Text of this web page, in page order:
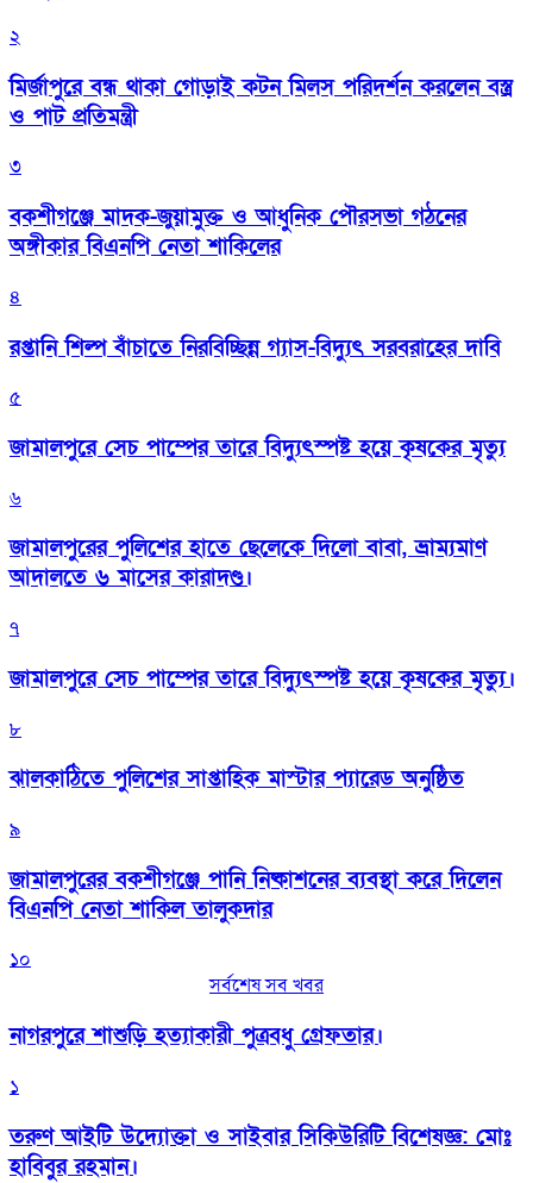
২
মির্জাপুরে বন্ধ থাকা গোড়াই কটন মিলস পরিদর্শন করলেন বস্ত্র
ও পাট প্রতিমন্ত্রী
৩
বকশীগঞ্জে মাদক-জুয়ামুক্ত ও আধুনিক পৌরসভা গঠনের
অঙ্গীকার বিএনপি নেতা শাকিলের
৪
রপ্তানি শিল্প বাঁচাতে নিরবিচ্ছিন্ন গ্যাস-বিদ্যুৎ সরবরাহের দাবি
৫
জামালপুরে সেচ পাম্পের তারে বিদ্যুৎস্পষ্ট হয়ে কৃষকের মৃত্যু
৬
জামালপুরের পুলিশের হাতে ছেলেকে দিলো বাবা, ভ্রাম্যমাণ
আদালতে ৬ মাসের কারাদণ্ড।
৭
জামালপুরে সেচ পাম্পের তারে বিদ্যুৎস্পষ্ট হয়ে কৃষকের মৃত্যু।
৮
‎ঝালকাঠিতে পুলিশের সাপ্তাহিক মাস্টার প্যারেড অনুষ্ঠিত
৯
জামালপুরের বকশীগঞ্জে পানি নিষ্কাশনের ব্যবস্থা করে দিলেন
বিএনপি নেতা শাকিল তালুকদার
১০
সর্বশেষ সব খবর
নাগরপুরে শাশুড়ি হত্যাকারী পুত্রবধু গ্রেফতার।
১
তরুণ আইটি উদ্যোক্তা ও সাইবার সিকিউরিটি বিশেষজ্ঞ: মোঃ
হাবিবুর রহমান।